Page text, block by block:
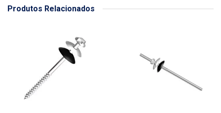
Produtos Relacionados